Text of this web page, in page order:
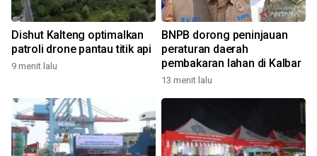
Dishut Kalteng optimalkan
patroli drone pantau titik api
9 menit lalu
BNPB dorong peninjauan
peraturan daerah
pembakaran lahan di Kalbar
13 menit lalu